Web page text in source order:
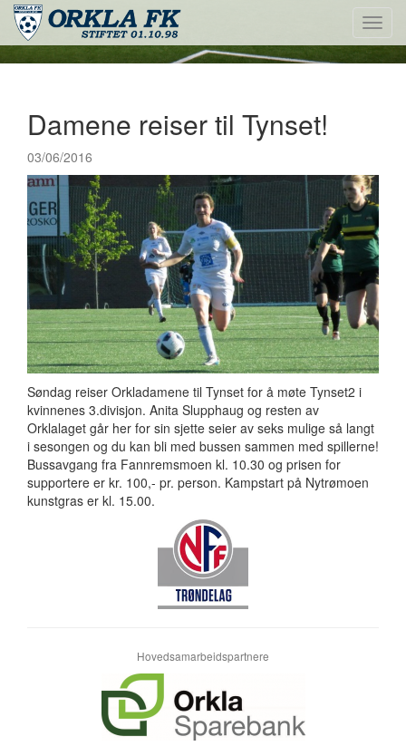
Damene reiser til Tynset!
03/06/2016
Søndag reiser Orkladamene til Tynset for å møte Tynset2 i
kvinnenes 3.divisjon. Anita Slupphaug og resten av
Orklalaget går her for sin sjette seier av seks mulige så langt
i sesongen og du kan bli med bussen sammen med spillerne!
Bussavgang fra Fannremsmoen kl. 10.30 og prisen for
supportere er kr. 100,- pr. person. Kampstart på Nytrømoen
kunstgras er kl. 15.00.
Hovedsamarbeidspartnere